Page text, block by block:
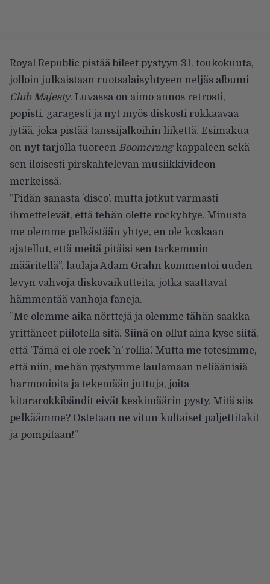
Royal Republic pistää bileet pystyyn 31. toukokuuta,
jolloin julkaistaan ruotsalaisyhtyeen neljäs albumi
Club Majesty. Luvassa on aimo annos retrosti,
popisti, garagesti ja nyt myös diskosti rokkaavaa
jytää, joka pistää tanssijalkoihin liikettä. Esimakua
on nyt tarjolla tuoreen Boomerang-kappaleen sekä
sen iloisesti pirskahtelevan musiikkivideon
merkeissä.
”Pidän sanasta ’disco’, mutta jotkut varmasti
ihmettelevät, että tehän olette rockyhtye. Minusta
me olemme pelkästään yhtye, en ole koskaan
ajatellut, että meitä pitäisi sen tarkemmin
määritellä”, laulaja Adam Grahn kommentoi uuden
levyn vahvoja diskovaikutteita, jotka saattavat
hämmentää vanhoja faneja.
”Me olemme aika nörttejä ja olemme tähän saakka
yrittäneet piilotella sitä. Siinä on ollut aina kyse siitä,
että ’Tämä ei ole rock ’n’ rollia’. Mutta me totesimme,
että niin, mehän pystymme laulamaan neliäänisiä
harmonioita ja tekemään juttuja, joita
kitararokkibändit eivät keskimäärin pysty. Mitä siis
pelkäämme? Ostetaan ne vitun kultaiset paljettitakit
ja pompitaan!”